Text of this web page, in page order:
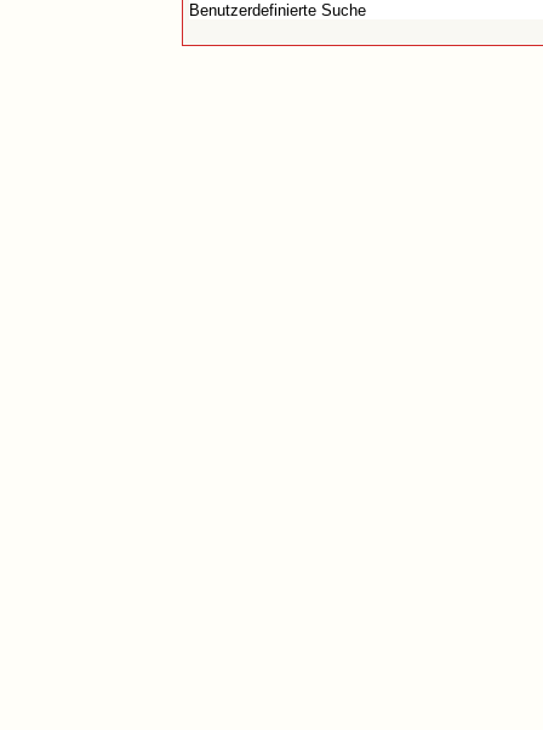
Benutzerdefinierte Suche